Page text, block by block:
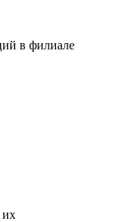
в филиале
их